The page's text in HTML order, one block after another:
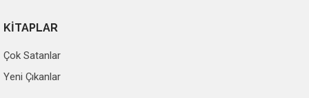
KİTAPLAR
Çok Satanlar
Yeni Çıkanlar